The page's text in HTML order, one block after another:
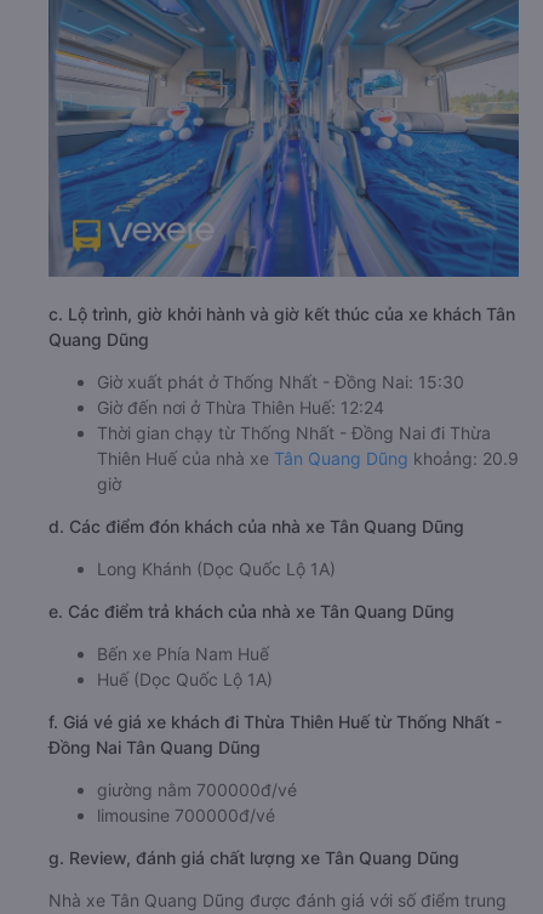
c. Lộ trình, giờ khởi hành và giờ kết thúc của xe khách Tân
Quang Dũng
Giờ xuất phát ở Thống Nhất - Đồng Nai: 15:30
Giờ đến nơi ở Thừa Thiên Huế: 12:24
Thời gian chạy từ Thống Nhất - Đồng Nai đi Thừa
Thiên Huế của nhà xe Tân Quang Dũng khoảng: 20.9
giờ
d. Các điểm đón khách của nhà xe Tân Quang Dũng
Long Khánh (Dọc Quốc Lộ 1A)
e. Các điểm trả khách của nhà xe Tân Quang Dũng
Bến xe Phía Nam Huế
Huế (Dọc Quốc Lộ 1A)
f. Giá vé giá xe khách đi Thừa Thiên Huế từ Thống Nhất -
Đồng Nai Tân Quang Dũng
giường nằm 700000đ/vé
limousine 700000đ/vé
g. Review, đánh giá chất lượng xe Tân Quang Dũng
Nhà xe Tân Quang Dũng được đánh giá với số điểm trung